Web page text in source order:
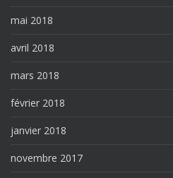
mai 2018
avril 2018
mars 2018
février 2018
janvier 2018
novembre 2017